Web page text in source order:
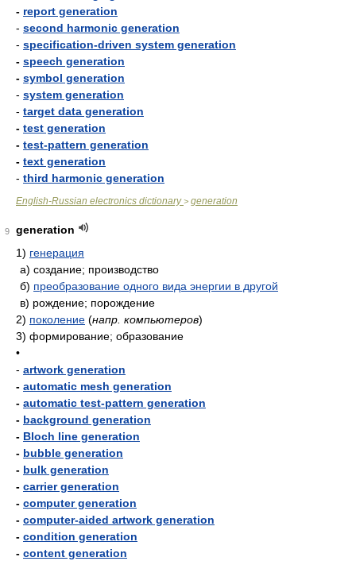
- report generation
- second harmonic generation
- specification-driven system generation
- speech generation
- symbol generation
- system generation
- target data generation
- test generation
- test-pattern generation
- text generation
- third harmonic generation
English-Russian electronics dictionary> generation
9
generation
1) генерация
а) создание; производство
б) преобразование одного вида энергии в другой
в) рождение; порождение
2) поколение (напр. компьютеров)
3) формирование; образование
•
- artwork generation
- automatic mesh generation
- automatic test-pattern generation
- background generation
- Bloch line generation
- bubble generation
- bulk generation
- carrier generation
- computer generation
- computer-aided artwork generation
- condition generation
- content generation